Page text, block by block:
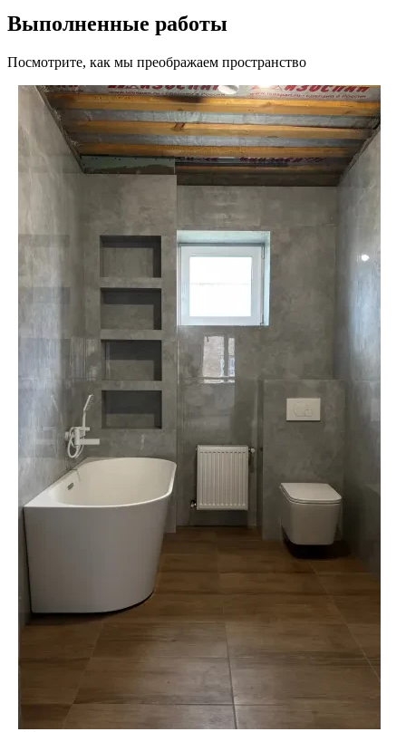
Выполненные работы
Посмотрите, как мы преображаем пространство